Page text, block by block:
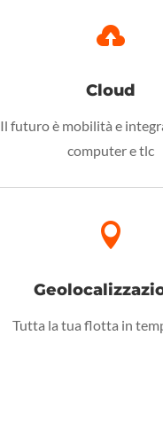

Cloud
Il futuro è mobilità e
computer e tlc

Tutta la tua flotta in